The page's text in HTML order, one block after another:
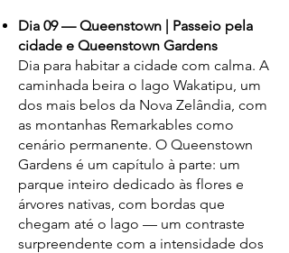
Dia 09 — Queenstown | Passeio pela
cidade e Queenstown Gardens
Dia para habitar a cidade com calma. A
caminhada beira o lago Wakatipu, um
dos mais belos da Nova Zelândia, com
as montanhas Remarkables como
cenário permanente. O Queenstown
Gardens é um capítulo à parte: um
parque inteiro dedicado às flores e
árvores nativas, com bordas que
chegam até o lago — um contraste
surpreendente com a intensidade dos